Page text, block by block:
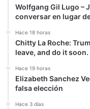
Wolfgang Gil Lugo –
conversar en lugar
Hace 18 horas
Chitty La Roche:
leave, and do it soon.
Hace 19 horas
Elizabeth Sanchez
falsa elección
Hace 3 días